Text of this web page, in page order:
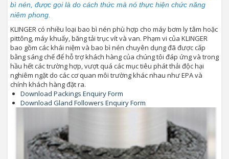
bì nén, được gọi là do cách thức mà nó thực hiện chức năng
niêm phong.
KLINGER có nhiều loại bao bì nén phù hợp cho máy bơm ly tâm hoặc
pittông, máy khuấy, băng tải trục vít và van. Phạm vi của KLINGER
bao gồm các khái niệm và bao bì nén chuyên dụng đã được cấp
bằng sáng chế để hỗ trợ khách hàng của chúng tôi đáp ứng và trong
hầu hết các trường hợp, vượt quá các mục tiêu phát thải độc hại
nghiêm ngặt do các cơ quan môi trường khác nhau như EPA và
chính khách hàng đặt ra.
Download Packings Enquiry Form
Download Gland Followers Enquiry Form